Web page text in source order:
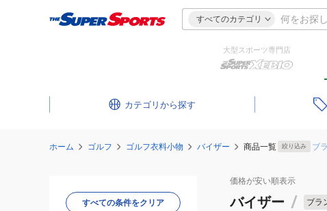
すべてのカテゴリ
大型スポーツ専門店
カテゴリ
ホーム ゴルフ ゴルフ衣料小物 バイザー 商品一覧 絞り込み ブ
価格が安い順表示
バイザー / ブラ
すべての条件をクリア